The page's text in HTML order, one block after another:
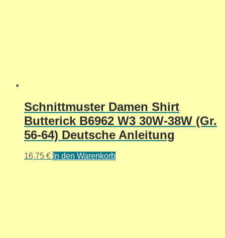
Schnittmuster Damen Shirt
Butterick B6962 W3 30W-38W (Gr.
56-64) Deutsche Anleitung
16,75 € In den Warenkorb